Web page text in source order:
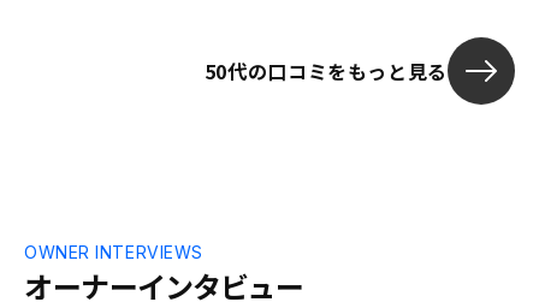
した」ということは当然あります。そのよ
50代の口コミをもっと見る
オーナーインタビュー
OWNER INTERVIEWS